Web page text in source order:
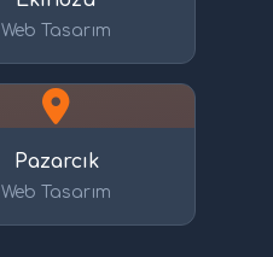
Web Tasarım
Pazarcık
Web Tasarım